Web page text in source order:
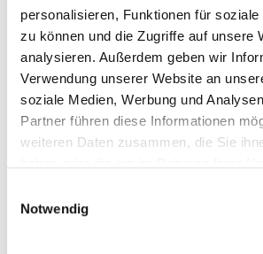
personalisieren, Funktionen für soziale
zu können und die Zugriffe auf unsere
analysieren. Außerdem geben wir
Verwendung unserer Website an
soziale Medien, Werbung und
Partner führen diese Informationen
weiteren Daten zusammen, die Sie
Notwendig
Impfungen und Impfschema
Empfehlung
Neugeborenen-Screening in
bis 72 Stunden nach der
Unfallschutz
Hilfsangebote
Unser Plus für Sie